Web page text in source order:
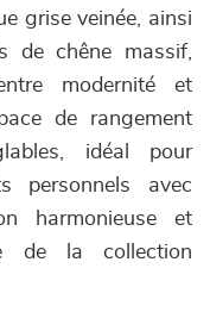
grise veinée, ainsi
de chêne massif,
modernité et
de rangement
idéal pour
personnels avec
harmonieuse et
de la collection